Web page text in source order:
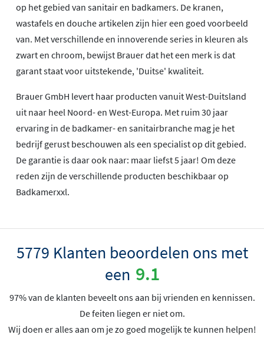
op het gebied van sanitair en badkamers. De kranen,
wastafels en douche artikelen zijn hier een goed voorbeeld
van. Met verschillende en innoverende series in kleuren als
zwart en chroom, bewijst Brauer dat het een merk is dat
garant staat voor uitstekende, 'Duitse' kwaliteit.
Brauer GmbH levert haar producten vanuit West-Duitsland
uit naar heel Noord- en West-Europa. Met ruim 30 jaar
ervaring in de badkamer- en sanitairbranche mag je het
bedrijf gerust beschouwen als een specialist op dit gebied.
De garantie is daar ook naar: maar liefst 5 jaar! Om deze
reden zijn de verschillende producten beschikbaar op
Badkamerxxl.
5779 Klanten beoordelen ons met
een 9.1
97% van de klanten beveelt ons aan bij vrienden en kennissen.
De feiten liegen er niet om.
Wij doen er alles aan om je zo goed mogelijk te kunnen helpen!